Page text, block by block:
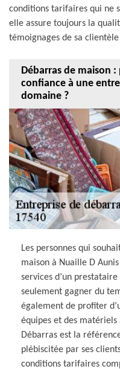
conditions tarifaires qui ne
elle assure toujours la
témoignages de sa
Débarras de maison
confiance à une
domaine ?
Les personnes qui
maison à Nuaille D
services d’un
seulement gagner du
également de profiter
équipes et des matériels
Débarras est la
plébiscitée par ses
conditions tarifaires